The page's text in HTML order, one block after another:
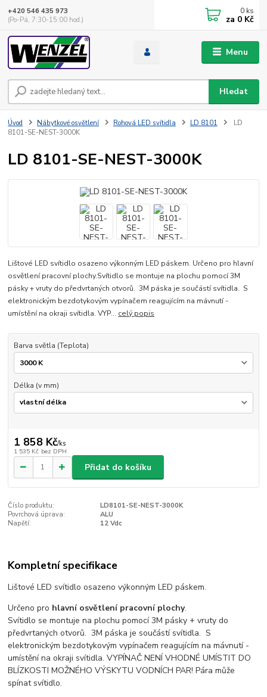
Menu
Hledat
+420 546 435 973
(Po-Pá, 7:30-15:00 hod.)
0 ks
za 0 Kč
Úvod Nábytkové osvětlení Rohová LED svítidla LD 8101
LD
8101-SE-NEST-3000K
LD 8101-SE-NEST-3000K
Lištové LED svítidlo osazeno výkonným LED páskem. Určeno pro hlavní
osvětlení pracovní plochy.Svítidlo se montuje na plochu pomocí 3M
pásky + vruty do předvrtaných otvorů. 3M páska je součástí svítidla. S
elektronickým bezdotykovým vypínačem reagujícím na mávnutí -
umístění na okraji svítidla. VYP... celý popis
Barva světla (Teplota)
Délka (v mm)
1 858 Kč/ks
1 535 Kč bez DPH
Přidat do košíku
Číslo produktu:
LD8101-SE-NEST-3000K
Povrchová úprava:
ALU
Napětí:
12 Vdc
Kompletní specifikace
Lištové LED svítidlo osazeno výkonným LED páskem.
Určeno pro hlavní osvětlení pracovní plochy.
Svítidlo se montuje na plochu pomocí 3M pásky + vruty do
předvrtaných otvorů. 3M páska je součástí svítidla. S
elektronickým bezdotykovým vypínačem reagujícím na mávnutí -
umístění na okraji svítidla. VYPÍNAČ NENÍ VHODNÉ UMÍSTIT DO
BLÍZKOSTI MOŽNÉHO VÝSKYTU VODNÍCH PAR! Pára může
spínat svítidlo.